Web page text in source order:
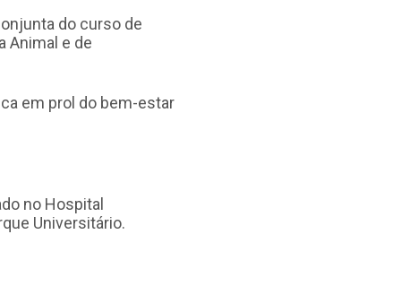
do curso de
Animal e de
em prol do bem-estar
no Hospital
Universitário.